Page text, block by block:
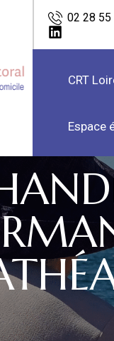
02 28 55
CRT
Espace